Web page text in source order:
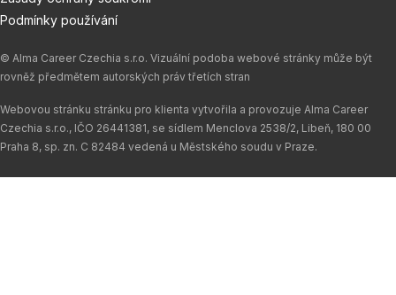
Podmínky používání
© Alma Career Czechia s.r.o. Vizuální podoba webové stránky může být
rovněž předmětem autorských práv třetích stran
Webovou stránku stránku pro klienta vytvořila a provozuje Alma Career
Czechia s.r.o., IČO 26441381, se sídlem Menclova 2538/2, Libeň, 180 00
Praha 8, sp. zn. C 82484 vedená u Městského soudu v Praze.